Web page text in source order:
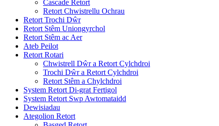
Cascade Retort
Retort Chwistrellu Ochrau
Retort Trochi Dŵr
Retort Stêm Uniongyrchol
Retort Stêm ac Aer
Ateb Peilot
Retort Rotari
Chwistrell Dŵr a Retort Cylchdroi
Trochi Dŵr a Retort Cylchdroi
Retort Stêm a Chylchdroi
System Retort Di-grat Fertigol
System Retort Swp Awtomataidd
Dewisiadau
Ategolion Retort